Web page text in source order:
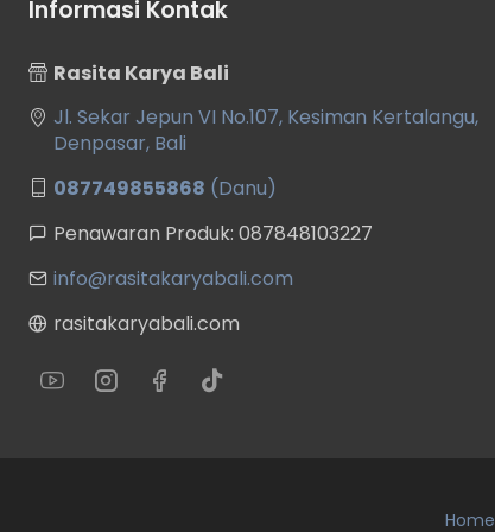
Informasi Kontak
Rasita Karya Bali
Jl. Sekar Jepun VI No.107, Kesiman Kertalangu,
Denpasar, Bali
087749855868 (Danu)
Penawaran Produk: 087848103227
info@rasitakaryabali.com
rasitakaryabali.com
Home